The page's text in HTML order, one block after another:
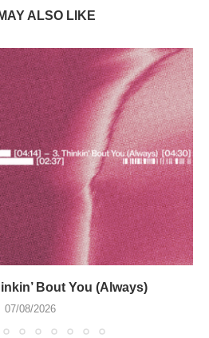
ALSO LIKE
Bout You (Always)
07/08/2026